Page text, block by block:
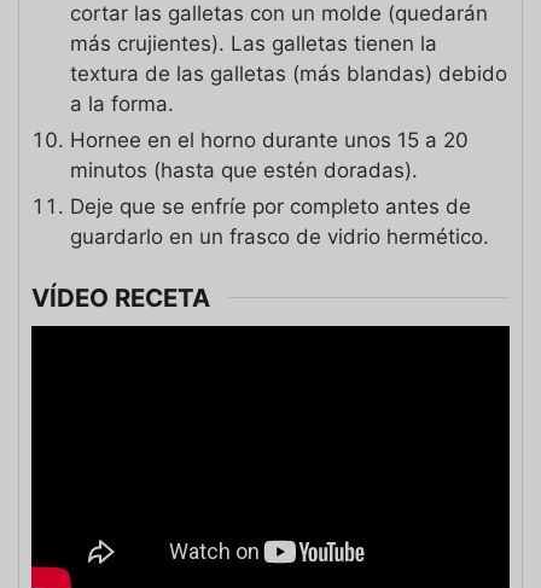
cortar las galletas con un molde (quedarán
más crujientes). Las galletas tienen la
textura de las galletas (más blandas) debido
a la forma.
Hornee en el horno durante unos 15 a 20
minutos (hasta que estén doradas).
Deje que se enfríe por completo antes de
guardarlo en un frasco de vidrio hermético.
VÍDEO RECETA